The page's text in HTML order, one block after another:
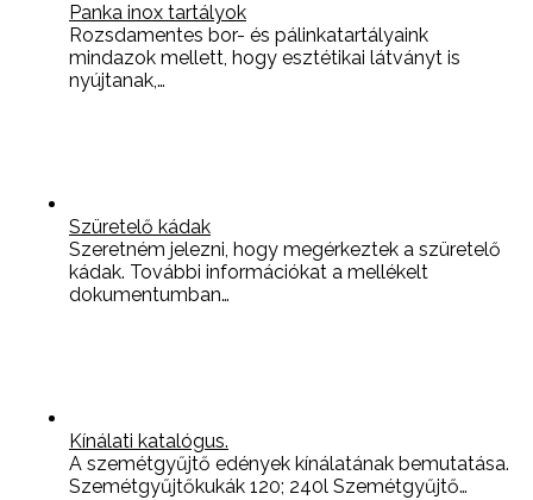
Panka inox tartályok
Rozsdamentes bor- és pálinkatartályaink
mindazok mellett, hogy esztétikai látványt is
nyújtanak,…
Szüretelő kádak
Szeretném jelezni, hogy megérkeztek a szüretelő
kádak. További információkat a mellékelt
dokumentumban…
Kínálati katalógus.
A szemétgyűjtő edények kínálatának bemutatása.
Szemétgyűjtőkukák 120; 240l Szemétgyűjtő…